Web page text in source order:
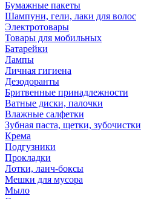
Бумажные пакеты
Шампуни, гели, лаки для волос
Электротовары
Товары для мобильных
Батарейки
Лампы
Личная гигиена
Дезодоранты
Бритвенные принадлежности
Ватные диски, палочки
Влажные салфетки
Зубная паста, щетки, зубочистки
Крема
Подгузники
Прокладки
Лотки, ланч-боксы
Мешки для мусора
Мыло